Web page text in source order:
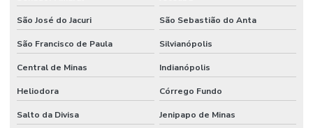
São José do Jacuri São Sebastião do Anta
São Francisco de Paula Silvianópolis
Central de Minas Indianópolis
Heliodora Córrego Fundo
Salto da Divisa Jenipapo de Minas